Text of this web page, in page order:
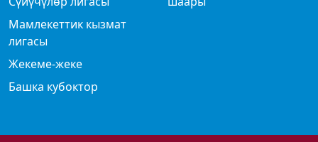
Мамлекеттик кызмат
лигасы
Жекеме-жеке
Башка кубоктор